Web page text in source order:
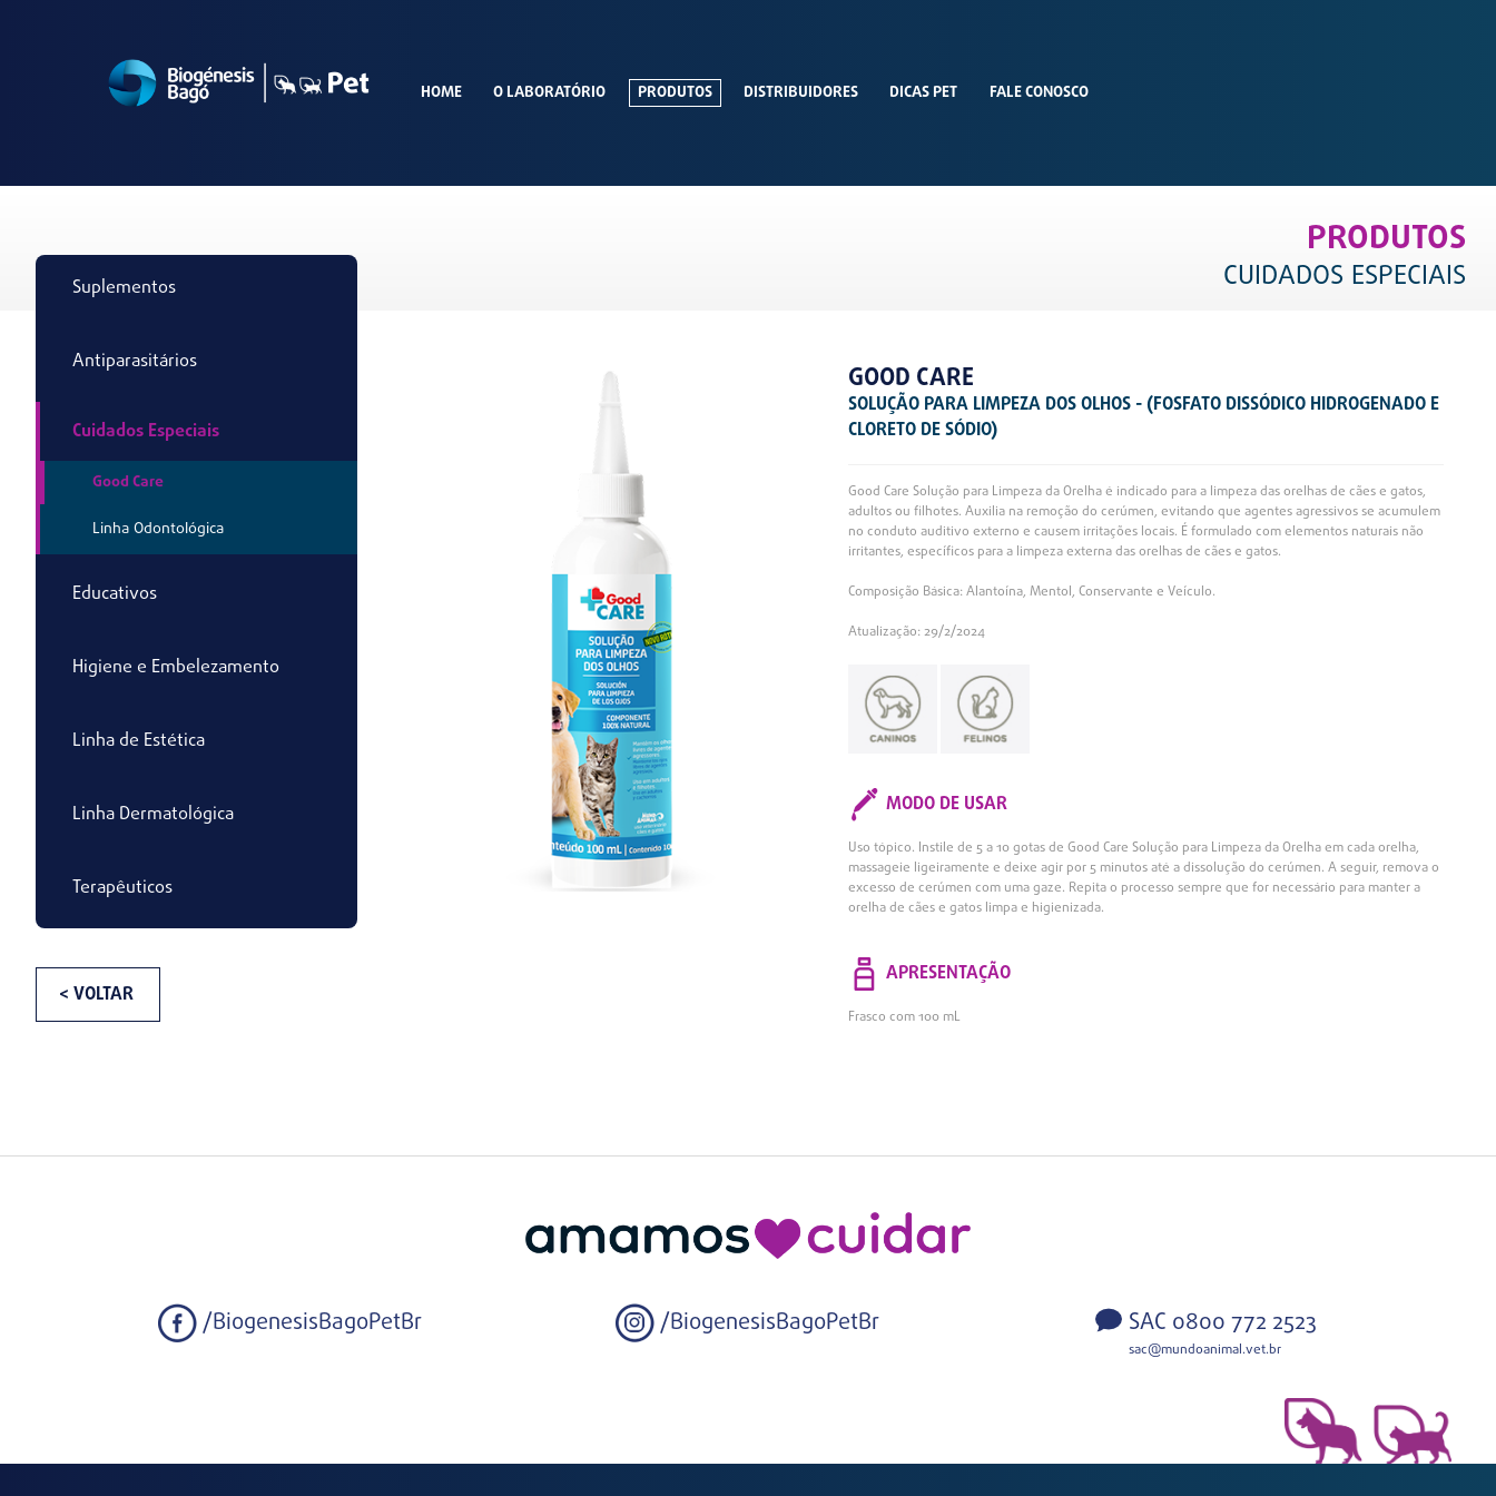
HOME O LABORATÓRIO PRODUTOS DISTRIBUIDORES DICAS PET FALE CONOSCO
PRODUTOS
CUIDADOS ESPECIAIS
Suplementos
Antiparasitários
Cuidados Especiais
Good Care
Linha Odontológica
Educativos
Higiene e Embelezamento
Linha de Estética
Linha Dermatológica
Terapêuticos
< VOLTAR
GOOD CARE
SOLUÇÃO PARA LIMPEZA DOS OLHOS - (FOSFATO DISSÓDICO HIDROGENADO E
CLORETO DE SÓDIO)
Good Care Solução para Limpeza da Orelha é indicado para a limpeza das orelhas de cães e gatos,
adultos ou filhotes. Auxilia na remoção do cerúmen, evitando que agentes agressivos se acumulem
no conduto auditivo externo e causem irritações locais. É formulado com elementos naturais não
irritantes, específicos para a limpeza externa das orelhas de cães e gatos.
Composição Básica: Alantoína, Mentol, Conservante e Veículo.
Atualização: 29/2/2024
MODO DE USAR
Uso tópico. Instile de 5 a 10 gotas de Good Care Solução para Limpeza da Orelha em cada orelha,
massageie ligeiramente e deixe agir por 5 minutos até a dissolução do cerúmen. A seguir, remova o
excesso de cerúmen com uma gaze. Repita o processo sempre que for necessário para manter a
orelha de cães e gatos limpa e higienizada.
APRESENTAÇÃO
Frasco com 100 mL
/BiogenesisBagoPetBr /BiogenesisBagoPetBr SAC 0800 772 2523
sac@mundoanimal.vet.br